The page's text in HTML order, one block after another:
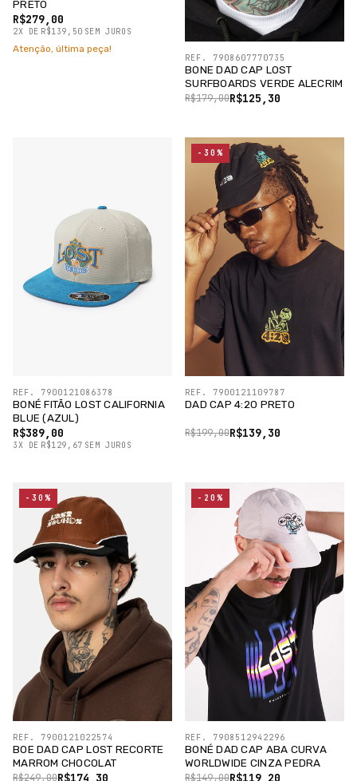
PRETO
R$279,00
2X DE R$139,50 SEM JUROS
Atenção, última peça!
BONE DAD CAP LOST
SURFBOARDS VERDE ALECRIM
R$125,30
R$179,00
REF. 7908607770735
BONÉ FITÃO LOST CALIFORNIA
BLUE (AZUL)
R$389,00
3X DE R$129,67 SEM JUROS
REF. 7900121086378
DAD CAP 4:20 PRETO
R$139,30
R$199,00
REF. 7900121109787
-30%
BOE DAD CAP LOST RECORTE
MARROM CHOCOLAT
R$174,30
R$249,00
REF. 7900121022574
-30%
BONÉ DAD CAP ABA CURVA
WORLDWIDE CINZA PEDRA
R$119,20
R$149,00
REF. 7908512942296
-20%